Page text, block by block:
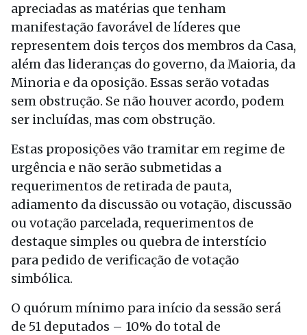
apreciadas as matérias que tenham
manifestação favorável de líderes que
representem dois terços dos membros da Casa,
além das lideranças do governo, da Maioria, da
Minoria e da oposição. Essas serão votadas
sem obstrução. Se não houver acordo, podem
ser incluídas, mas com obstrução.
Estas proposições vão tramitar em regime de
urgência e não serão submetidas a
requerimentos de retirada de pauta,
adiamento da discussão ou votação, discussão
ou votação parcelada, requerimentos de
destaque simples ou quebra de interstício
para pedido de verificação de votação
simbólica.
O quórum mínimo para início da sessão será
de 51 deputados – 10% do total de